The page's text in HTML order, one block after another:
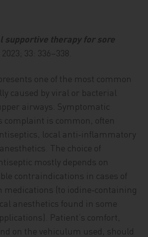
supportive therapy for sore
33: 336–338.
one of the most common
caused by viral or bacterial
airways. Symptomatic
complaint is common, often
local anti‑inflammatory
The choice of
mostly depends on
contraindications in cases of
medications (to iodine‑containing
anesthetics found in some
Patient’s comfort,
on the vehiculum used, should